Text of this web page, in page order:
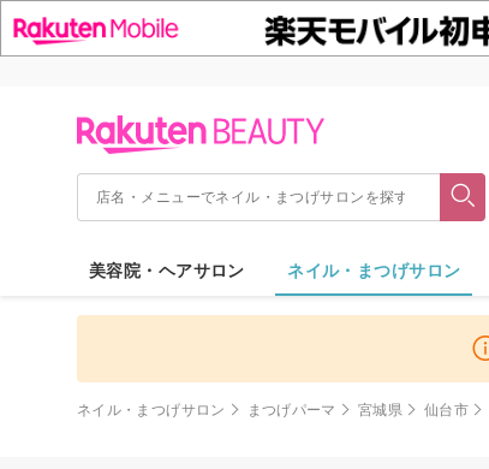
美容院・ヘアサロン ネイル・まつげサロン
ネイル・まつげサロン まつげパーマ 宮城県 仙台市